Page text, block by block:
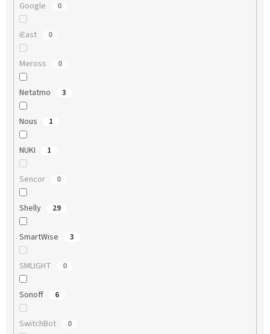
Google 0
iEast 0
Meross 0
Netatmo 3
Nous 1
NUKI 1
Sencor 0
Shelly 29
SmartWise 3
SMLIGHT 0
Sonoff 6
SwitchBot 0